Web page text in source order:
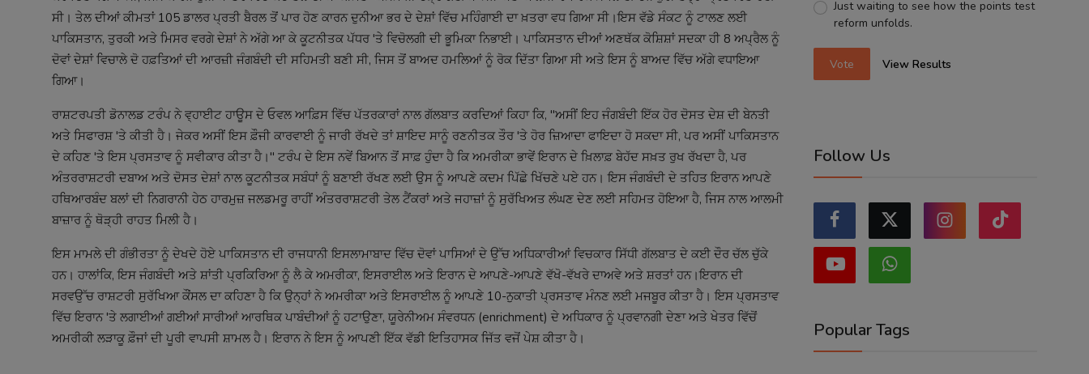
ਸੀ। ਤੇਲ ਦੀਆਂ ਕੀਮਤਾਂ 105 ਡਾਲਰ ਪ੍ਰਤੀ ਬੈਰਲ ਤੋਂ ਪਾਰ ਹੋਣ ਕਾਰਨ ਦੁਨੀਆ ਭਰ ਦੇ ਦੇਸ਼ਾਂ ਵਿੱਚ ਮਹਿੰਗਾਈ ਦਾ ਖ਼ਤਰਾ ਵਧ ਗਿਆ ਸੀ।ਇਸ ਵੱਡੇ ਸੰਕਟ ਨੂੰ ਟਾਲਣ ਲਈ
ਪਾਕਿਸਤਾਨ, ਤੁਰਕੀ ਅਤੇ ਮਿਸਰ ਵਰਗੇ ਦੇਸ਼ਾਂ ਨੇ ਅੱਗੇ ਆ ਕੇ ਕੂਟਨੀਤਕ ਪੱਧਰ 'ਤੇ ਵਿਚੋਲਗੀ ਦੀ ਭੂਮਿਕਾ ਨਿਭਾਈ। ਪਾਕਿਸਤਾਨ ਦੀਆਂ ਅਣਥੱਕ ਕੋਸ਼ਿਸ਼ਾਂ ਸਦਕਾ ਹੀ 8 ਅਪ੍ਰੈਲ ਨੂੰ
ਦੋਵਾਂ ਦੇਸ਼ਾਂ ਵਿਚਾਲੇ ਦੋ ਹਫ਼ਤਿਆਂ ਦੀ ਆਰਜ਼ੀ ਜੰਗਬੰਦੀ ਦੀ ਸਹਿਮਤੀ ਬਣੀ ਸੀ, ਜਿਸ ਤੋਂ ਬਾਅਦ ਹਮਲਿਆਂ ਨੂੰ ਰੋਕ ਦਿੱਤਾ ਗਿਆ ਸੀ ਅਤੇ ਇਸ ਨੂੰ ਬਾਅਦ ਵਿੱਚ ਅੱਗੇ ਵਧਾਇਆ
ਗਿਆ।
ਰਾਸ਼ਟਰਪਤੀ ਡੋਨਾਲਡ ਟਰੰਪ ਨੇ ਵ੍ਹਾਈਟ ਹਾਊਸ ਦੇ ਓਵਲ ਆਫ਼ਿਸ ਵਿੱਚ ਪੱਤਰਕਾਰਾਂ ਨਾਲ ਗੱਲਬਾਤ ਕਰਦਿਆਂ ਕਿਹਾ ਕਿ, "ਅਸੀਂ ਇਹ ਜੰਗਬੰਦੀ ਇੱਕ ਹੋਰ ਦੋਸਤ ਦੇਸ਼ ਦੀ ਬੇਨਤੀ
ਅਤੇ ਸਿਫਾਰਸ਼ 'ਤੇ ਕੀਤੀ ਹੈ। ਜੇਕਰ ਅਸੀਂ ਇਸ ਫ਼ੌਜੀ ਕਾਰਵਾਈ ਨੂੰ ਜਾਰੀ ਰੱਖਦੇ ਤਾਂ ਸ਼ਾਇਦ ਸਾਨੂੰ ਰਣਨੀਤਕ ਤੌਰ 'ਤੇ ਹੋਰ ਜ਼ਿਆਦਾ ਫਾਇਦਾ ਹੋ ਸਕਦਾ ਸੀ, ਪਰ ਅਸੀਂ ਪਾਕਿਸਤਾਨ
ਦੇ ਕਹਿਣ 'ਤੇ ਇਸ ਪ੍ਰਸਤਾਵ ਨੂੰ ਸਵੀਕਾਰ ਕੀਤਾ ਹੈ।" ਟਰੰਪ ਦੇ ਇਸ ਨਵੇਂ ਬਿਆਨ ਤੋਂ ਸਾਫ਼ ਹੁੰਦਾ ਹੈ ਕਿ ਅਮਰੀਕਾ ਭਾਵੇਂ ਇਰਾਨ ਦੇ ਖ਼ਿਲਾਫ਼ ਬੇਹੱਦ ਸਖ਼ਤ ਰੁਖ ਰੱਖਦਾ ਹੈ, ਪਰ
ਅੰਤਰਰਾਸ਼ਟਰੀ ਦਬਾਅ ਅਤੇ ਦੋਸਤ ਦੇਸ਼ਾਂ ਨਾਲ ਕੂਟਨੀਤਕ ਸਬੰਧਾਂ ਨੂੰ ਬਣਾਈ ਰੱਖਣ ਲਈ ਉਸ ਨੂੰ ਆਪਣੇ ਕਦਮ ਪਿੱਛੇ ਖਿੱਚਣੇ ਪਏ ਹਨ। ਇਸ ਜੰਗਬੰਦੀ ਦੇ ਤਹਿਤ ਇਰਾਨ ਆਪਣੇ
ਹਥਿਆਰਬੰਦ ਬਲਾਂ ਦੀ ਨਿਗਰਾਨੀ ਹੇਠ ਹਾਰਮੁਜ਼ ਜਲਡਮਰੂ ਰਾਹੀਂ ਅੰਤਰਰਾਸ਼ਟਰੀ ਤੇਲ ਟੈਂਕਰਾਂ ਅਤੇ ਜਹਾਜ਼ਾਂ ਨੂੰ ਸੁਰੱਖਿਅਤ ਲੰਘਣ ਦੇਣ ਲਈ ਸਹਿਮਤ ਹੋਇਆ ਹੈ, ਜਿਸ ਨਾਲ ਆਲਮੀ
ਬਾਜ਼ਾਰ ਨੂੰ ਥੋੜ੍ਹੀ ਰਾਹਤ ਮਿਲੀ ਹੈ।
ਇਸ ਮਾਮਲੇ ਦੀ ਗੰਭੀਰਤਾ ਨੂੰ ਦੇਖਦੇ ਹੋਏ ਪਾਕਿਸਤਾਨ ਦੀ ਰਾਜਧਾਨੀ ਇਸਲਾਮਾਬਾਦ ਵਿੱਚ ਦੋਵਾਂ ਪਾਸਿਆਂ ਦੇ ਉੱਚ ਅਧਿਕਾਰੀਆਂ ਵਿਚਕਾਰ ਸਿੱਧੀ ਗੱਲਬਾਤ ਦੇ ਕਈ ਦੌਰ ਚੱਲ ਚੁੱਕੇ
ਹਨ। ਹਾਲਾਂਕਿ, ਇਸ ਜੰਗਬੰਦੀ ਅਤੇ ਸ਼ਾਂਤੀ ਪ੍ਰਕਿਰਿਆ ਨੂੰ ਲੈ ਕੇ ਅਮਰੀਕਾ, ਇਸਰਾਈਲ ਅਤੇ ਇਰਾਨ ਦੇ ਆਪਣੇ-ਆਪਣੇ ਵੱਖੋ-ਵੱਖਰੇ ਦਾਅਵੇ ਅਤੇ ਸ਼ਰਤਾਂ ਹਨ।ਇਰਾਨ ਦੀ
ਸਰਵਉੱਚ ਰਾਸ਼ਟਰੀ ਸੁਰੱਖਿਆ ਕੌਂਸਲ ਦਾ ਕਹਿਣਾ ਹੈ ਕਿ ਉਨ੍ਹਾਂ ਨੇ ਅਮਰੀਕਾ ਅਤੇ ਇਸਰਾਈਲ ਨੂੰ ਆਪਣੇ 10-ਨੁਕਾਤੀ ਪ੍ਰਸਤਾਵ ਮੰਨਣ ਲਈ ਮਜਬੂਰ ਕੀਤਾ ਹੈ। ਇਸ ਪ੍ਰਸਤਾਵ
ਵਿੱਚ ਇਰਾਨ 'ਤੇ ਲਗਾਈਆਂ ਗਈਆਂ ਸਾਰੀਆਂ ਆਰਥਿਕ ਪਾਬੰਦੀਆਂ ਨੂੰ ਹਟਾਉਣਾ, ਯੂਰੇਨੀਅਮ ਸੰਵਰਧਨ (enrichment) ਦੇ ਅਧਿਕਾਰ ਨੂੰ ਪ੍ਰਵਾਨਗੀ ਦੇਣਾ ਅਤੇ ਖੇਤਰ ਵਿੱਚੋਂ
ਅਮਰੀਕੀ ਲੜਾਕੂ ਫ਼ੌਜਾਂ ਦੀ ਪੂਰੀ ਵਾਪਸੀ ਸ਼ਾਮਲ ਹੈ। ਇਰਾਨ ਨੇ ਇਸ ਨੂੰ ਆਪਣੀ ਇੱਕ ਵੱਡੀ ਇਤਿਹਾਸਕ ਜਿੱਤ ਵਜੋਂ ਪੇਸ਼ ਕੀਤਾ ਹੈ।
Just waiting to see how the points test
reform unfolds.
Vote View Results
Follow Us
Popular Tags